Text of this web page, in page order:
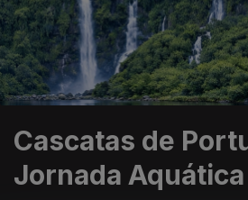
Cascatas de
Jornada Aquática